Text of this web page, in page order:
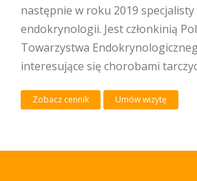
następnie w roku 2019 specjalisty
endokrynologii. Jest członkinią
Towarzystwa
interesujące się chorobami
Zobacz cennik Umów wizytę